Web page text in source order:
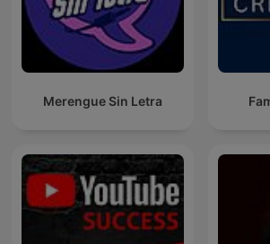
Merengue Sin Letra